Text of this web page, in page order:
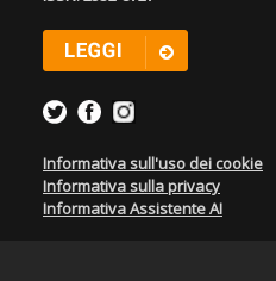
Informativa sull'uso dei cookie
Informativa sulla privacy
Informativa Assistente AI